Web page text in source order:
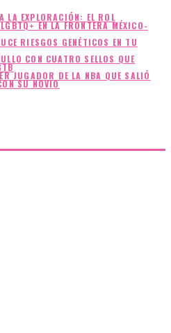
LA EXPLORACIÓN: EL ROL
EN LA FRONTERA MÉXICO-
RIESGOS GENÉTICOS EN TU
CON CUATRO SELLOS QUE
JUGADOR DE LA NBA QUE SALIÓ
SU NOVIO